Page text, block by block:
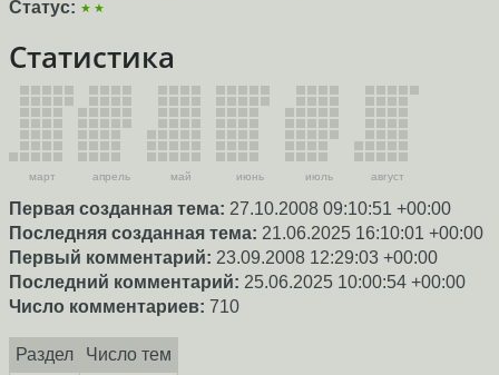
Статус: ★★
Статистика
март апрель май июнь июль август
Первая созданная тема: 27.10.2008 09:10:51 +00:00
Последняя созданная тема: 21.06.2025 16:10:01 +00:00
Первый комментарий: 23.09.2008 12:29:03 +00:00
Последний комментарий: 25.06.2025 10:00:54 +00:00
Число комментариев: 710
Раздел Число тем